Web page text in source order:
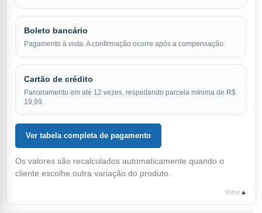
Boleto bancário
Pagamento à vista. A confirmação ocorre após a compensação.
Cartão de crédito
Parcelamento em até 12 vezes, respeitando parcela mínima de R$
19,99.
Ver tabela completa de pagamento
Os valores são recalculados automaticamente quando o
cliente escolhe outra variação do produto.
Voltar ▲